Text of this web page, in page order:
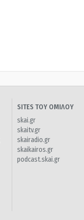
SITES ΤΟΥ ΟΜΙΛΟΥ
skai.gr
skaitv.gr
skairadio.gr
skaikairos.gr
podcast.skai.gr